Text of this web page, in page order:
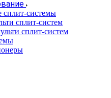
системы
сплит-систем
сплит-систем